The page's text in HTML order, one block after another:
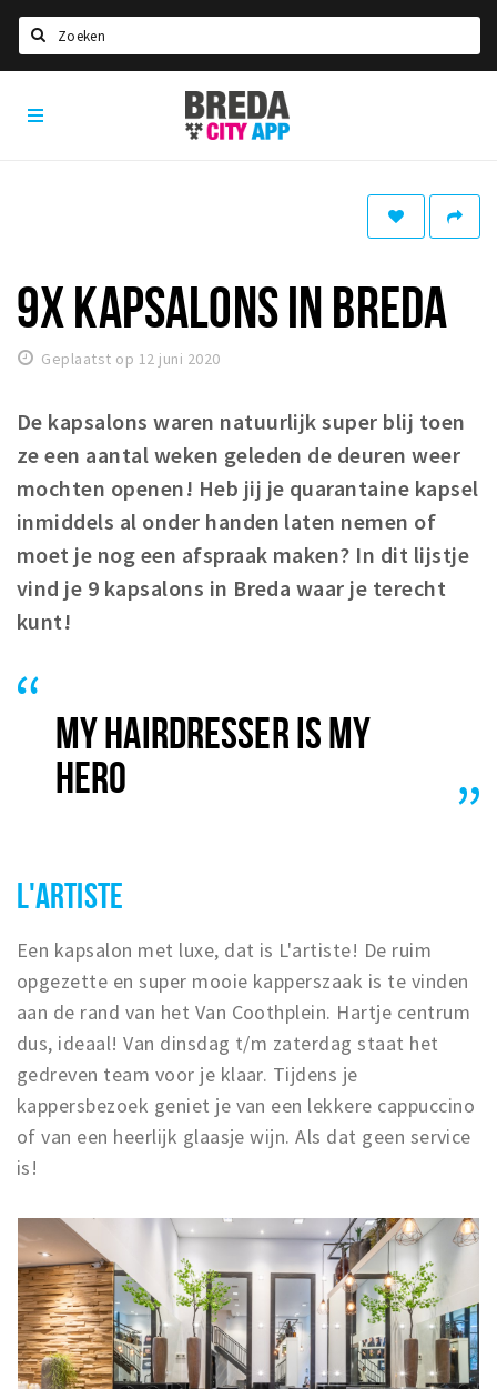
Home
Eten
Drinken
Recreatief
Winkels
Winkelgebieden
Parkeren
Bezienswaardigheden
Uitjes & activiteiten
Toeristische routes
Natuurgebieden
Baroniepoorten
Privacy
Inloggen
Breda
City
App
9X KAPSALONS IN BREDA
Geplaatst op 12 juni 2020
De kapsalons waren natuurlijk super blij toen
ze een aantal weken geleden de deuren weer
mochten openen! Heb jij je quarantaine kapsel
inmiddels al onder handen laten nemen of
moet je nog een afspraak maken? In dit lijstje
vind je 9 kapsalons in Breda waar je terecht
kunt!
MY HAIRDRESSER IS MY
HERO
L'ARTISTE
Een kapsalon met luxe, dat is L'artiste! De ruim
opgezette en super mooie kapperszaak is te vinden
aan de rand van het Van Coothplein. Hartje centrum
dus, ideaal! Van dinsdag t/m zaterdag staat het
gedreven team voor je klaar. Tijdens je
kappersbezoek geniet je van een lekkere cappuccino
of van een heerlijk glaasje wijn. Als dat geen service
is!